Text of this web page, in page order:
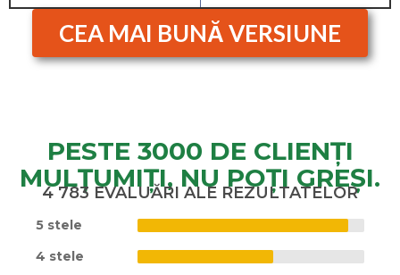
CEA MAI BUNĂ VERSIUNE
PESTE 3000 DE CLIENȚI
MULȚUMIȚI, NU POȚI GREȘI.
4 783 EVALUĂRI ALE REZULTATELOR
5 stele
4 stele